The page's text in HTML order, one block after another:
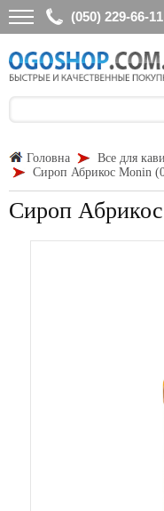
(050) 229-66-11
Головна Все для
Сироп Абрикос Monin
Сироп